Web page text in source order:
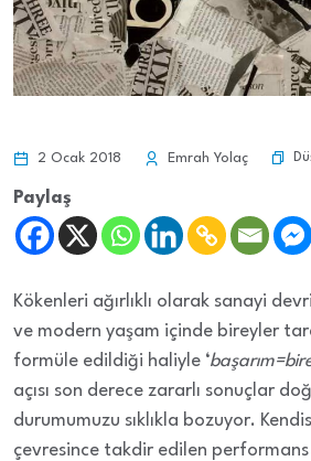
2 Ocak 2018 Emrah Yolaç
Paylaş
Kökenleri ağırlıklı olarak sanayi
ve modern yaşam içinde bireyler
formüle edildiği haliyle ‘başarı
açısı son derece zararlı sonuçlar
durumumuzu sıklıkla bozuyor.
çevresince takdir edilen performans